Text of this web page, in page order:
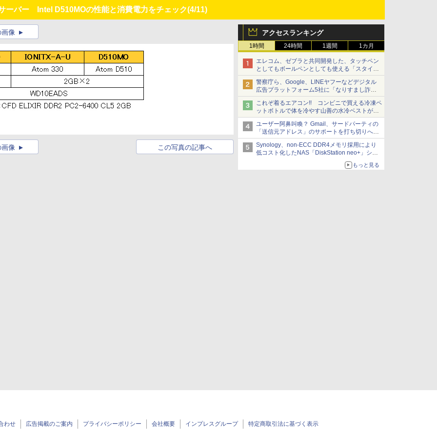
ーバー Intel D510MOの性能と消費電力をチェック(4/11)
アクセスランキング
1時間 24時間 1週間 1カ月
エレコム、ゼブラと共同開発した、タッチペン
としてもボールペンとしても使える「スタイラ
スツーウェイ」発売 iPadにも紙にも、持ち替
えずに書き込める
警察庁ら、Google、LINEヤフーなどデジタル
広告プラットフォーム5社に「なりすまし詐欺
広告」対策強化を要請 著名人の写真や映像を
使った投資詐欺などへの対策として
これぞ着るエアコン!! コンビニで買える冷凍ペ
ットボトルで体を冷やす山善の水冷ベストがロ
ードバイクにちょうどいい【ぼっち・ざ・ろー
ど！その14】【空いた時間でなにしてる？】
ユーザー阿鼻叫喚？ Gmail、サードパーティの
「送信元アドレス」のサポートを打ち切りへ
【やじうまWatch】
Synology、non-ECC DDR4メモリ採用により
低コスト化したNAS「DiskStation neo+」シリ
ーズ 予算を抑えて導入でき、ECCメモリへの
もっと見る
画像
この写真の記事へ
画像
わせ 広告掲載のご案内 プライバシーポリシー 会社概要 インプレスグループ 特定商取引法に基づく表示